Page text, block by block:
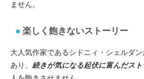
ません。
楽しく飽きないストーリー
大人気作家であるシドニィ・シェルダ
あり、 続きが気になる起伏に富んだス